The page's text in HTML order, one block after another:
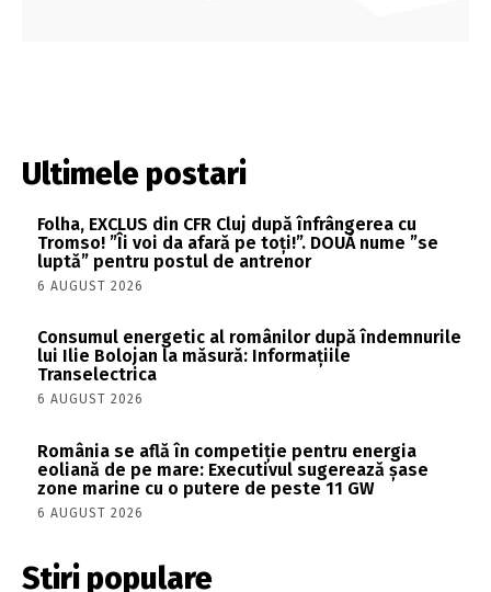
Ultimele postari
Folha, EXCLUS din CFR Cluj după înfrângerea cu
Tromso! ”Îi voi da afară pe toți!”. DOUĂ nume ”se
luptă” pentru postul de antrenor
6 AUGUST 2026
Consumul energetic al românilor după îndemnurile
lui Ilie Bolojan la măsură: Informațiile
Transelectrica
6 AUGUST 2026
România se află în competiție pentru energia
eoliană de pe mare: Executivul sugerează șase
zone marine cu o putere de peste 11 GW
6 AUGUST 2026
Stiri populare